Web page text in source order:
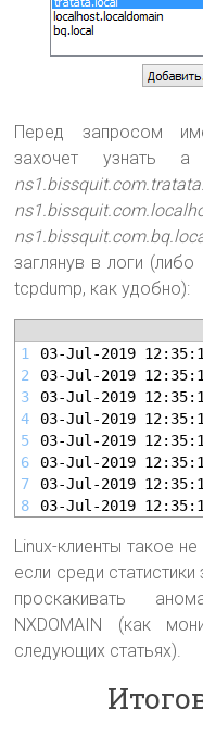
Перед запросом
захочет узнать
заглянув в логи
tcpdump, как удобно):
1
2
3
4
5
6
7
8
03-Jul-2019
03-Jul-2019
03-Jul-2019
03-Jul-2019
03-Jul-2019
03-Jul-2019
03-Jul-2019
03-Jul-2019
Linux-клиенты такое
если среди
проскакивать
NXDOMAIN (как
следующих статьях).